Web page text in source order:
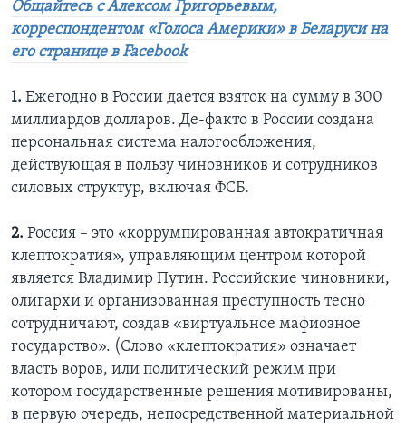
Общайтесь с Алексом Григорьевым,
корреспондентом «Голоса Америки» в Беларуси на
его странице в Facebook
1. Ежегодно в России дается взяток на сумму в 300
миллиардов долларов. Де-факто в России создана
персональная система налогообложения,
действующая в пользу чиновников и сотрудников
силовых структур, включая ФСБ.
2. Россия – это «коррумпированная автократичная
клептократия», управляющим центром которой
является Владимир Путин. Российские чиновники,
олигархи и организованная преступность тесно
сотрудничают, создав «виртуальное мафиозное
государство». (Слово «клептократия» означает
власть воров, или политический режим при
котором государственные решения мотивированы,
в первую очередь, непосредственной материальной